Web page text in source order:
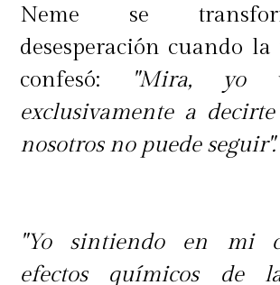
Neme se
desesperación cuando la
confesó:
"Mira, yo
exclusivamente a
nosotros no puede seguir".
"Yo sintiendo en mi
efectos químicos de